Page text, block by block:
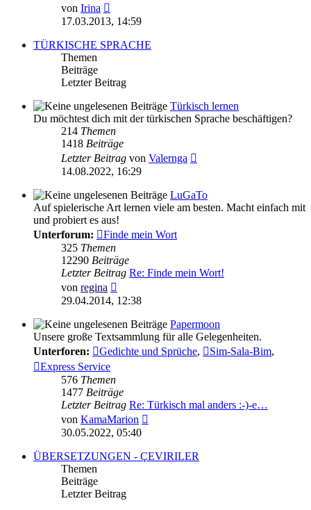
von Irina
Beitrag
17.03.2013, 14:59
TÜRKISCHE SPRACHE
Themen
Beiträge
Letzter Beitrag
Türkisch lernen
Du möchtest dich mit der türkischen Sprache beschäftigen?
214 Themen
1418 Beiträge
Letzter Beitrag von Valernga
14.08.2022, 16:29
LuGaTo
Auf spielerische Art lernen viele am besten. Macht einfach mit
und probiert es aus!
Unterforum:
Finde mein Wort
325 Themen
12290 Beiträge
Letzter Beitrag Re: Finde mein Wort!
von regina
Beitrag
29.04.2014, 12:38
Papermoon
Unsere große Textsammlung für alle Gelegenheiten.
Unterforen:
Gedichte und Sprüche, Sim-Sala-Bim,
Express Service
576 Themen
1477 Beiträge
Letzter Beitrag Re: Türkisch mal anders :-)-e…
von KamaMarion
30.05.2022, 05:40
ÜBERSETZUNGEN - ÇEVIRILER
Themen
Beiträge
Letzter Beitrag